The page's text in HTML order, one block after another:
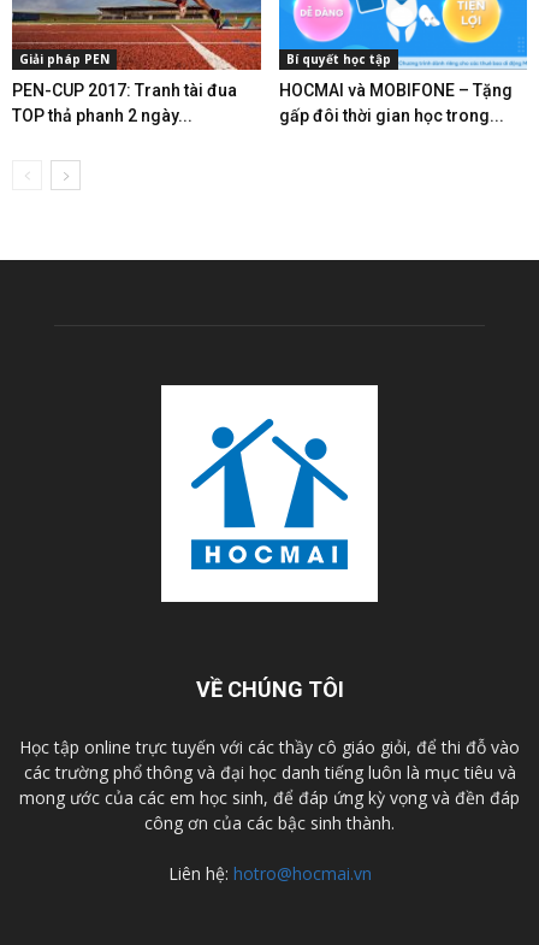
Giải pháp PEN
PEN-CUP 2017: Tranh tài đua
TOP thả phanh 2 ngày...
Bí quyết học tập
HOCMAI và MOBIFONE – Tặng
gấp đôi thời gian học trong...
VỀ CHÚNG TÔI
Học tập online trực tuyến với các thầy cô giáo giỏi, để thi đỗ vào
các trường phổ thông và đại học danh tiếng luôn là mục tiêu và
mong ước của các em học sinh, để đáp ứng kỳ vọng và đền đáp
công ơn của các bậc sinh thành.
Liên hệ: hotro@hocmai.vn